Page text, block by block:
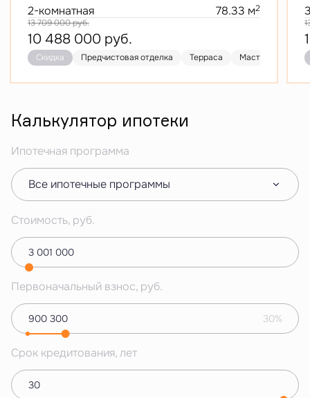
2-комнатная 78.33 м2
13 709 000руб.
10 488 000 руб.
Скидка Предчистовая отделка Терраса Мастер-спальня
Калькулятор ипотеки
Ипотечная программа
Все ипотечные программы
Стоимость, руб.
Первоначальный взнос, руб.
30%
Срок кредитования, лет